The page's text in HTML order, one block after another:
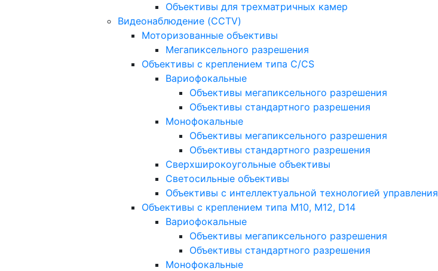
Объективы для трехматричных камер
Видеонаблюдение (CCTV)
Моторизованные объективы
Мегапиксельного разрешения
Объективы с креплением типа C/CS
Вариофокальные
Объективы мегапиксельного разрешения
Объективы стандартного разрешения
Монофокальные
Объективы мегапиксельного разрешения
Объективы стандартного разрешения
Сверхширокоугольные объективы
Светосильные объективы
Объективы с интеллектуальной технологией управления
Объективы с креплением типа M10, M12, D14
Вариофокальные
Объективы мегапиксельного разрешения
Объективы стандартного разрешения
Монофокальные